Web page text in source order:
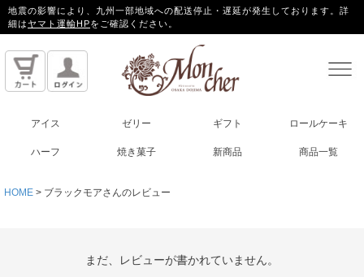
地震の影響により、九州一部地域への配送停止・遅延が発生しております。詳
細はヤマト運輸HPをご確認ください。
アイス ゼリー ギフト ロールケーキ
ハーフ 焼き菓子 新商品 商品一覧
HOME ブラックモアさんのレビュー
まだ、レビューが書かれていません。